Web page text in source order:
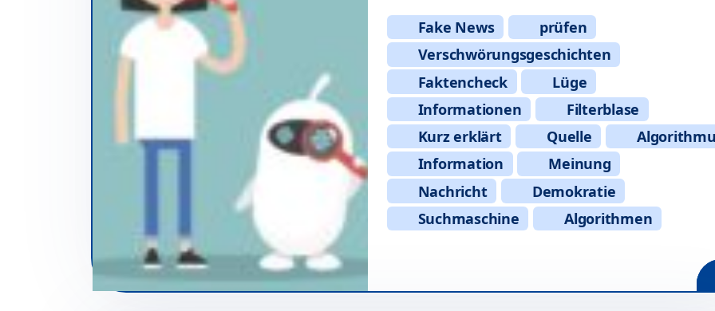
Fake News
prüfen
Verschwörungsgeschichten
Faktencheck
Lüge
Informationen
Filterblase
Kurz erklärt
Quelle
Information
Meinung
Nachricht
Demokratie
Suchmaschine
Algorithmen